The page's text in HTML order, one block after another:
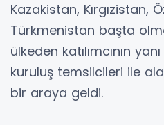
Kazakistan, Kırgızistan,
Türkmenistan başta
ülkeden katılımcının
kuruluş temsilcileri ile
bir araya geldi.